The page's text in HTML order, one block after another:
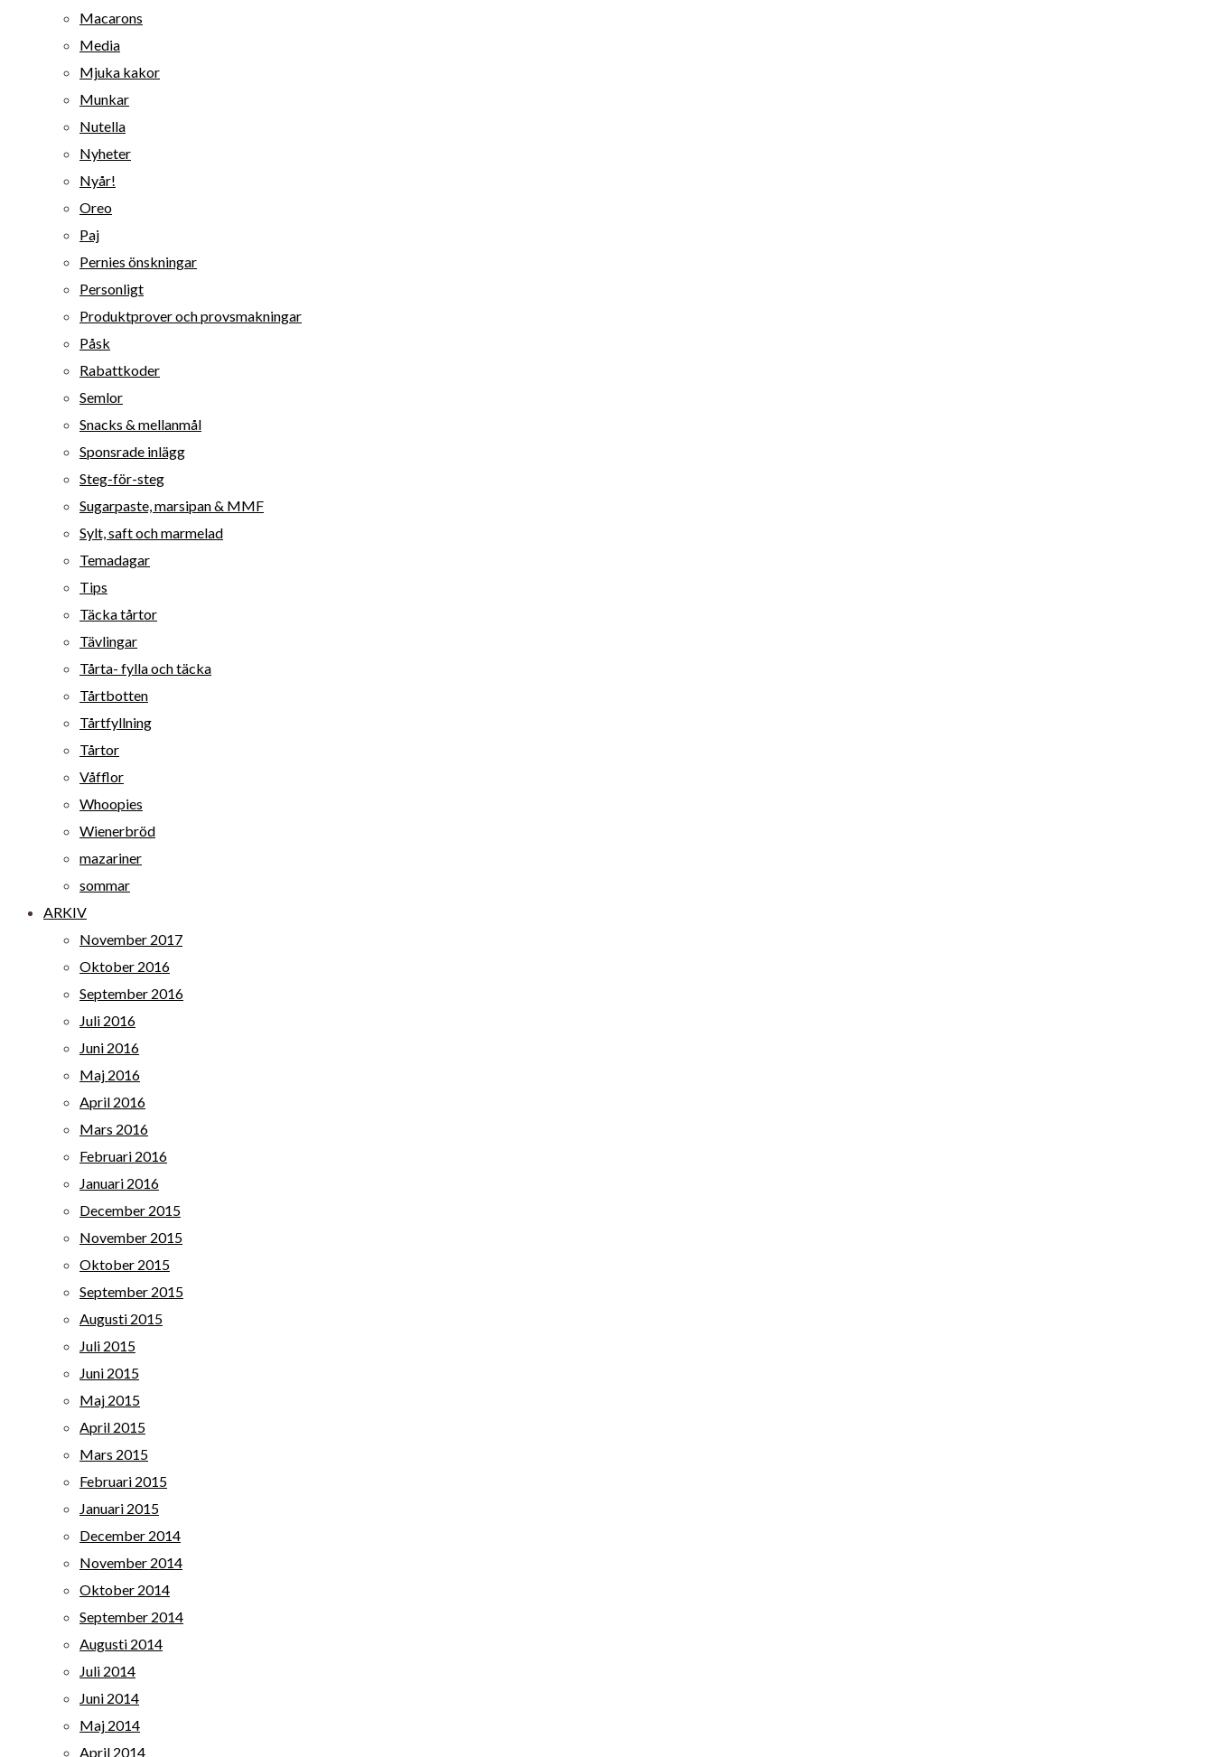
Macarons
Media
Mjuka kakor
Munkar
Nutella
Nyheter
Nyår!
Oreo
Paj
Pernies önskningar
Personligt
Produktprover och provsmakningar
Påsk
Rabattkoder
Semlor
Snacks & mellanmål
Sponsrade inlägg
Steg-för-steg
Sugarpaste, marsipan & MMF
Sylt, saft och marmelad
Temadagar
Tips
Täcka tårtor
Tävlingar
Tårta- fylla och täcka
Tårtbotten
Tårtfyllning
Tårtor
Våfflor
Whoopies
Wienerbröd
mazariner
sommar
ARKIV
November 2017
Oktober 2016
September 2016
Juli 2016
Juni 2016
Maj 2016
April 2016
Mars 2016
Februari 2016
Januari 2016
December 2015
November 2015
Oktober 2015
September 2015
Augusti 2015
Juli 2015
Juni 2015
Maj 2015
April 2015
Mars 2015
Februari 2015
Januari 2015
December 2014
November 2014
Oktober 2014
September 2014
Augusti 2014
Juli 2014
Juni 2014
Maj 2014
April 2014